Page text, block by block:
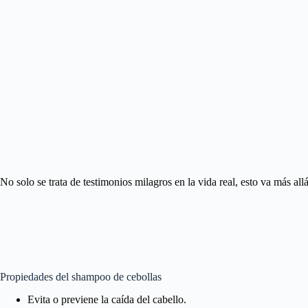
No solo se trata de testimonios milagros en la vida real, esto va más
Propiedades del shampoo de cebollas
Evita o previene la caída del cabello.